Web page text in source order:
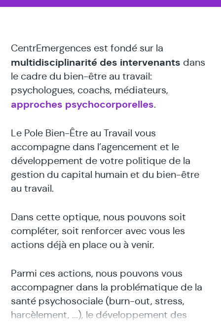
CentrEmergences est fondé sur la
multidisciplinarité des intervenants dans
le cadre du bien-être au travail:
psychologues, coachs, médiateurs,
approches psychocorporelles.
Le Pole Bien-Être au Travail vous
accompagne dans l’agencement et le
développement de votre politique de la
gestion du capital humain et du bien-être
au travail.
Dans cette optique, nous pouvons soit
compléter, soit renforcer avec vous les
actions déjà en place ou à venir.
Parmi ces actions, nous pouvons vous
accompagner dans la problématique de la
santé psychosociale (burn-out, stress,
harcèlement, ...), le développement des